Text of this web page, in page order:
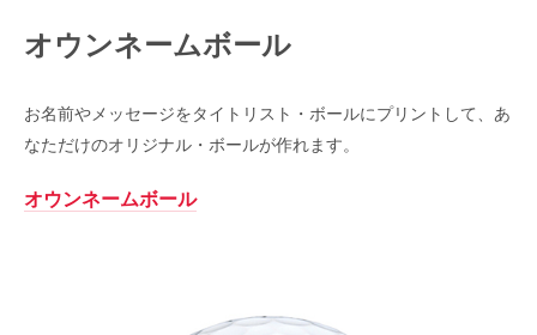
オウンネームボール
お名前やメッセージをタイトリスト・ボールにプリントして、あ
なただけのオリジナル・ボールが作れます。
オウンネームボール